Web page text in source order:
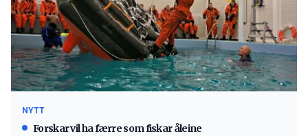
NYTT
Forskar vil ha færre som fiskar åleine